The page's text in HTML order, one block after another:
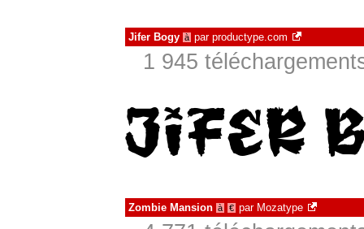
Jifer Bogy à par productype.com
1 945
Zombie Mansion à € par Mozatype